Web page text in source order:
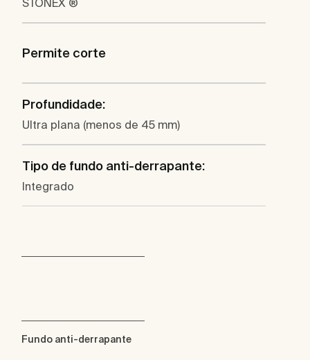
STONEX ®
Permite corte
Profundidade:
Ultra plana (menos de 45 mm)
Tipo de fundo anti-derrapante:
Integrado
Fundo anti-derrapante